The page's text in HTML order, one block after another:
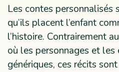
Les contes personnalisés
qu’ils placent l’enfant
l’histoire. Contrairement
où les personnages et les
génériques, ces récits